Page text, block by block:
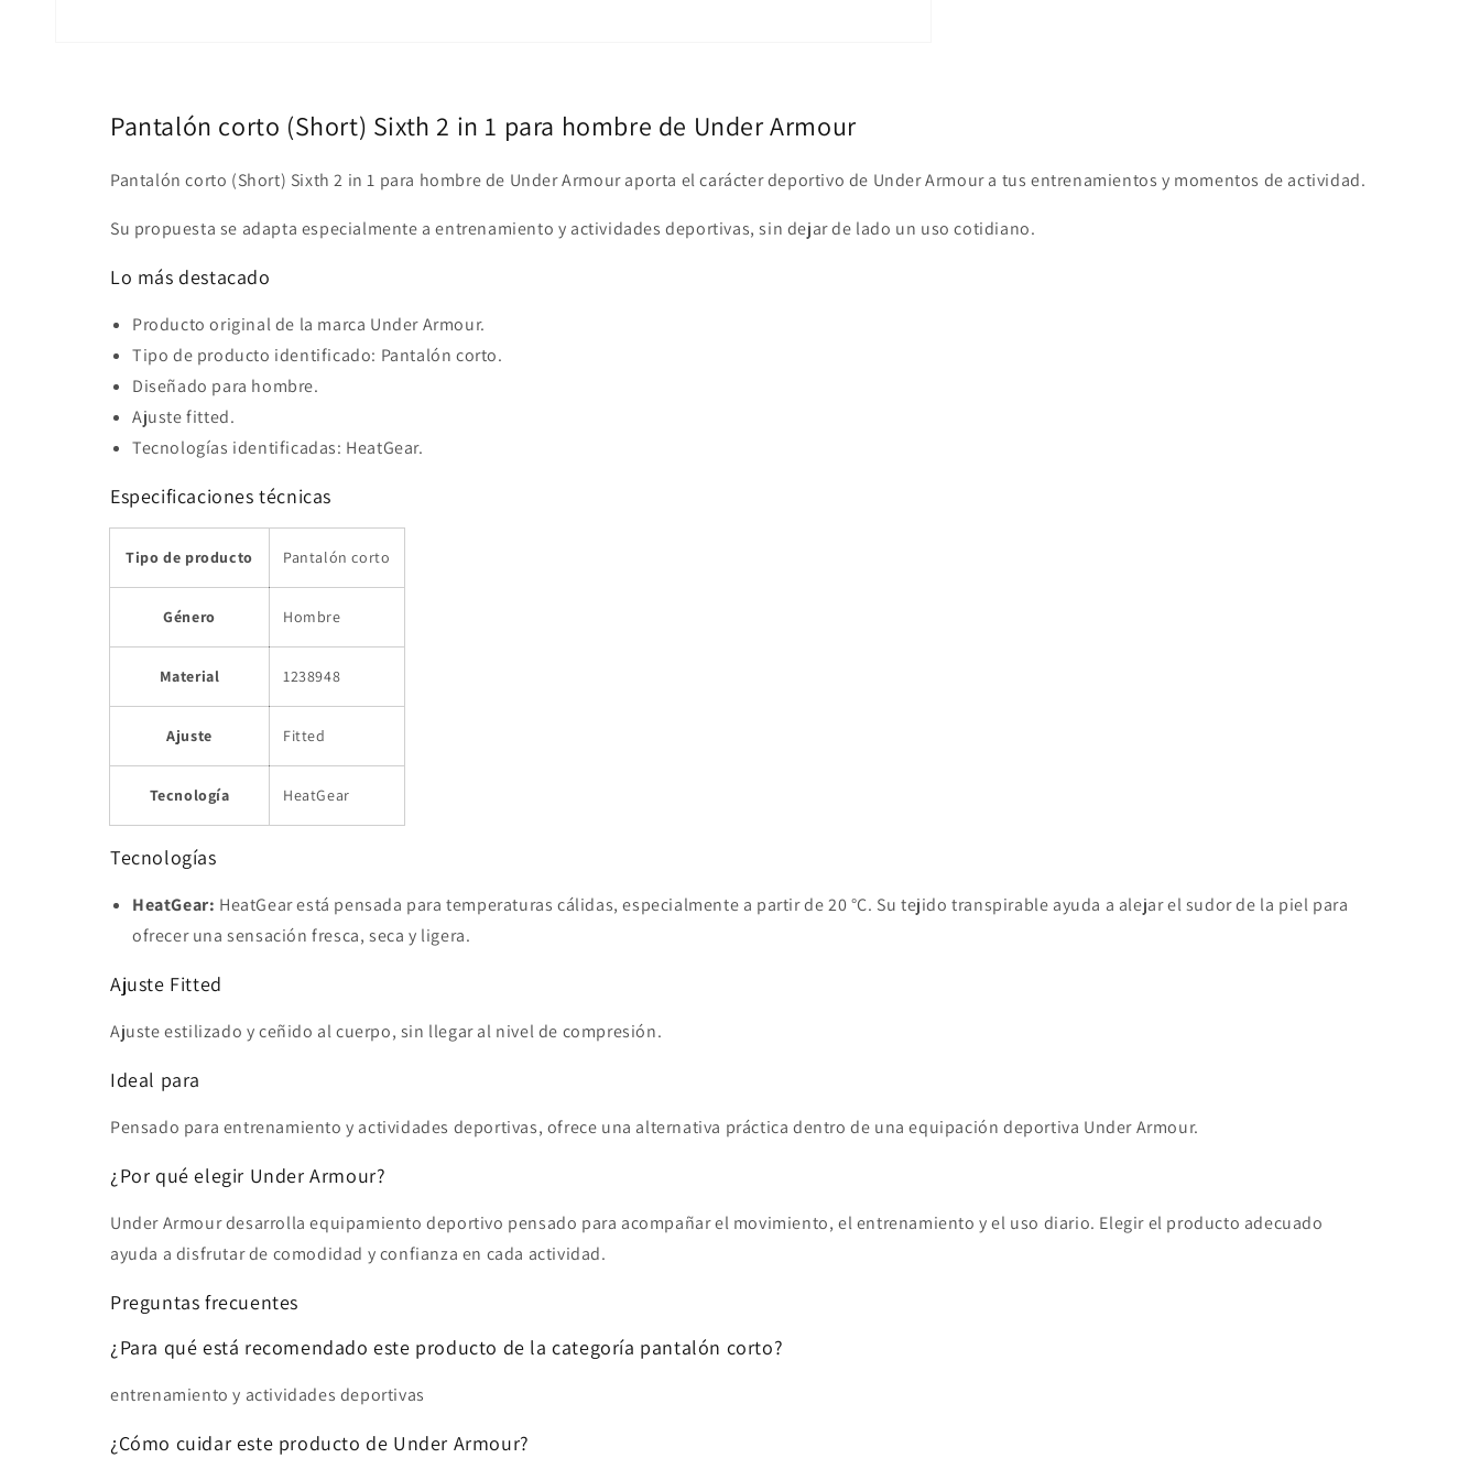
Pantalón corto (Short) Sixth 2 in 1 para hombre de Under Armour
Pantalón corto (Short) Sixth 2 in 1 para hombre de Under Armour aporta el carácter deportivo de Under Armour a tus entrenamientos y momentos de actividad.
Su propuesta se adapta especialmente a entrenamiento y actividades deportivas, sin dejar de lado un uso cotidiano.
Lo más destacado
Producto original de la marca Under Armour.
Tipo de producto identificado: Pantalón corto.
Diseñado para hombre.
Ajuste fitted.
Tecnologías identificadas: HeatGear.
Especificaciones técnicas
Tipo de producto Pantalón corto
Género Hombre
Material 1238948
Ajuste Fitted
Tecnología HeatGear
Tecnologías
HeatGear: HeatGear está pensada para temperaturas cálidas, especialmente a partir de 20 °C. Su tejido transpirable ayuda a alejar el sudor de la piel para
ofrecer una sensación fresca, seca y ligera.
Ajuste Fitted
Ajuste estilizado y ceñido al cuerpo, sin llegar al nivel de compresión.
Ideal para
Pensado para entrenamiento y actividades deportivas, ofrece una alternativa práctica dentro de una equipación deportiva Under Armour.
¿Por qué elegir Under Armour?
Under Armour desarrolla equipamiento deportivo pensado para acompañar el movimiento, el entrenamiento y el uso diario. Elegir el producto adecuado
ayuda a disfrutar de comodidad y confianza en cada actividad.
Preguntas frecuentes
¿Para qué está recomendado este producto de la categoría pantalón corto?
entrenamiento y actividades deportivas
¿Cómo cuidar este producto de Under Armour?